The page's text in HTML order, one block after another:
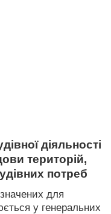
діяльності
територій,
потреб
для
у генеральних